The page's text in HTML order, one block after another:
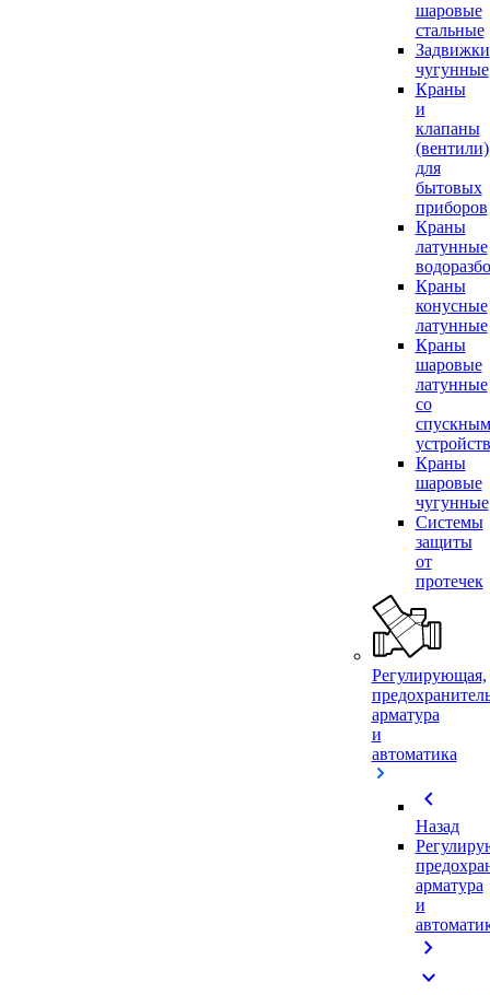
шаровые
стальные
Задвижки
чугунные
Краны
и
клапаны
(вентили)
для
бытовых
приборов
Краны
латунные
Краны
конусные
латунные
Краны
шаровые
латунные
со
спускным
Краны
шаровые
чугунные
Системы
защиты
от
протечек
Регулирующая,
арматура
и
автоматика
chevron_left
Назад
арматура
и
chevron_right
expand_more